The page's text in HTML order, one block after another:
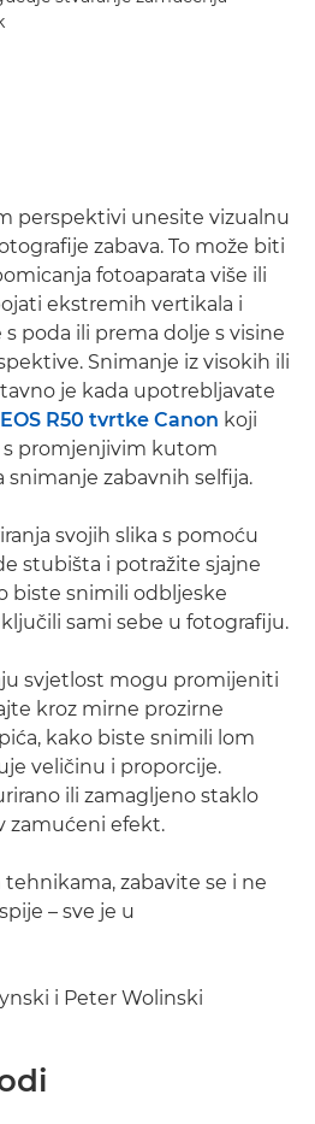
perspektivi unesite vizualnu
zabava. To može biti
fotoaparata više ili
ekstremih vertikala i
poda ili prema dolje s visine
Snimanje iz visokih ili
je kada upotrebljavate
EOS R50 tvrtke Canon koji
s promjenjivim kutom
snimanje zabavnih selfija.
svojih slika s pomoću
stubišta i potražite sjajne
biste snimili odbljeske
sami sebe u fotografiju.
svjetlost mogu promijeniti
kroz mirne prozirne
kako biste snimili lom
veličinu i proporcije.
ili zamagljeno staklo
zamućeni efekt.
zabavite se i ne
– sve je u
i Peter Wolinski